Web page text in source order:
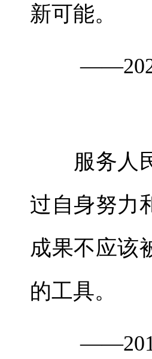
新可能。
——2020
服务人民
过自身努力
成果不应该
的工具。
——2018